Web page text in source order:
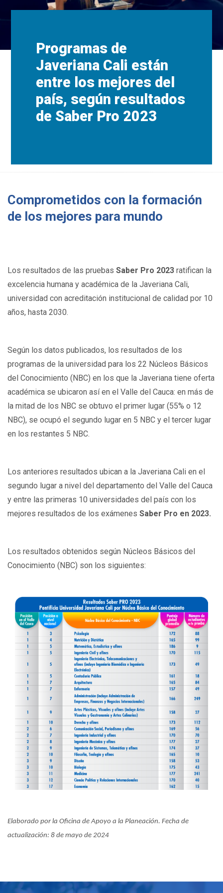
Programas de
Javeriana Cali están
entre los mejores del
país, según resultados
de Saber Pro 2023
Comprometidos con la formación
de los mejores para mundo
Los resultados de las pruebas Saber Pro 2023 ratifican la
excelencia humana y académica de la Javeriana Cali,
universidad con acreditación institucional de calidad por 10
años, hasta 2030.
Según los datos publicados, los resultados de los
programas de la universidad para los 22 Núcleos Básicos
del Conocimiento (NBC) en los que la Javeriana tiene oferta
académica se ubicaron así en el Valle del Cauca: en más de
la mitad de los NBC se obtuvo el primer lugar (55% o 12
NBC), se ocupó el segundo lugar en 5 NBC y el tercer lugar
en los restantes 5 NBC.
Los anteriores resultados ubican a la Javeriana Cali en el
segundo lugar a nivel del departamento del Valle del Cauca
y entre las primeras 10 universidades del país con los
mejores resultados de los exámenes Saber Pro en 2023.
Los resultados obtenidos según Núcleos Básicos del
Conocimiento (NBC) son los siguientes:
Elaborado por la Oficina de Apoyo a la Planeación. Fecha de
actualización: 8 de mayo de 2024